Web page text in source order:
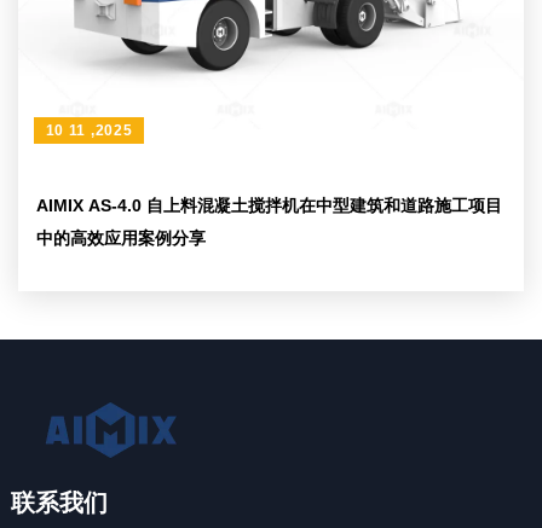
AIMIX AS-4.0 自上料混凝土搅拌机在中型建筑和道路施工项目
中的高效应用案例分享
10 11 ,2025
联系我们